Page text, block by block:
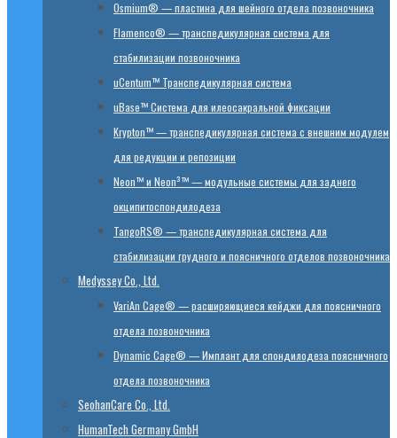
Osmium® — пластина для шейного отдела позвоночника
Flamenco® — транспедикулярная система для
стабилизации позвоночника
uCentum™ Транспедикулярная система
uBase™ Cистема для илеосакральной фиксации
Krypton™ — транспедикулярная система с внешним модулем
для редукции и репозиции
Neon™ и Neon³™ — модульные системы для заднего
окципитоспондилодеза
TangoRS® — транспедикулярная система для
стабилизации грудного и поясничного отделов позвоночника
Medyssey Co., Ltd.
VariAn Cage® — расширяющиеся кейджи для поясничного
отдела позвоночника
Dynamic Cage® — Имплант для спондилодеза поясничного
отдела позвоночника
SeohanCare Co., Ltd.
HumanTech Germany GmbH